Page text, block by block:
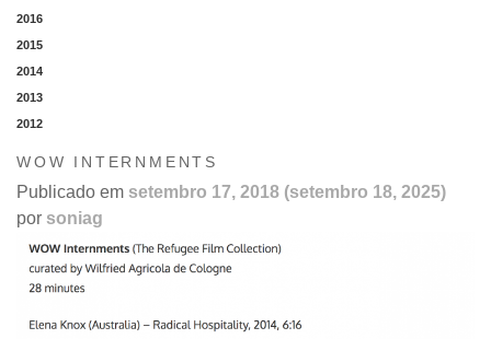
2016
2015
2014
2013
2012
WOW INTERNMENTS
Publicado em setembro 17, 2018 (setembro 18, 2025)
por soniag